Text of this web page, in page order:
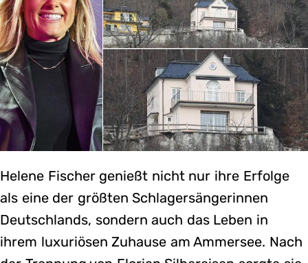
Helene Fischer genießt nicht nur ihre Erfolge
als eine der größten Schlagersängerinnen
Deutschlands, sondern auch das Leben in
ihrem luxuriösen Zuhause am Ammersee. Nach